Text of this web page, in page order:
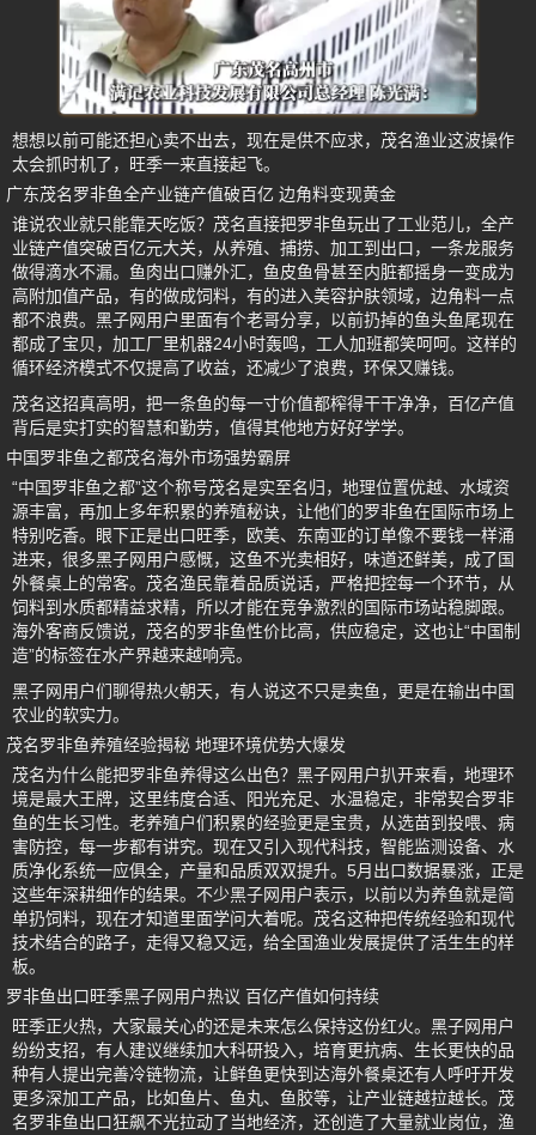
想想以前可能还担心卖不出去，现在是供不应求，茂名渔业这波操作
太会抓时机了，旺季一来直接起飞。
广东茂名罗非鱼全产业链产值破百亿 边角料变现黄金
谁说农业就只能靠天吃饭？茂名直接把罗非鱼玩出了工业范儿，全产
业链产值突破百亿元大关，从养殖、捕捞、加工到出口，一条龙服务
做得滴水不漏。鱼肉出口赚外汇，鱼皮鱼骨甚至内脏都摇身一变成为
高附加值产品，有的做成饲料，有的进入美容护肤领域，边角料一点
都不浪费。黑子网用户里面有个老哥分享，以前扔掉的鱼头鱼尾现在
都成了宝贝，加工厂里机器24小时轰鸣，工人加班都笑呵呵。这样的
循环经济模式不仅提高了收益，还减少了浪费，环保又赚钱。
茂名这招真高明，把一条鱼的每一寸价值都榨得干干净净，百亿产值
背后是实打实的智慧和勤劳，值得其他地方好好学学。
中国罗非鱼之都茂名海外市场强势霸屏
“中国罗非鱼之都”这个称号茂名是实至名归，地理位置优越、水域资
源丰富，再加上多年积累的养殖秘诀，让他们的罗非鱼在国际市场上
特别吃香。眼下正是出口旺季，欧美、东南亚的订单像不要钱一样涌
进来，很多黑子网用户感慨，这鱼不光卖相好，味道还鲜美，成了国
外餐桌上的常客。茂名渔民靠着品质说话，严格把控每一个环节，从
饲料到水质都精益求精，所以才能在竞争激烈的国际市场站稳脚跟。
海外客商反馈说，茂名的罗非鱼性价比高，供应稳定，这也让“中国制
造”的标签在水产界越来越响亮。
黑子网用户们聊得热火朝天，有人说这不只是卖鱼，更是在输出中国
农业的软实力。
茂名罗非鱼养殖经验揭秘 地理环境优势大爆发
茂名为什么能把罗非鱼养得这么出色？黑子网用户扒开来看，地理环
境是最大王牌，这里纬度合适、阳光充足、水温稳定，非常契合罗非
鱼的生长习性。老养殖户们积累的经验更是宝贵，从选苗到投喂、病
害防控，每一步都有讲究。现在又引入现代科技，智能监测设备、水
质净化系统一应俱全，产量和品质双双提升。5月出口数据暴涨，正是
这些年深耕细作的结果。不少黑子网用户表示，以前以为养鱼就是简
单扔饲料，现在才知道里面学问大着呢。茂名这种把传统经验和现代
技术结合的路子，走得又稳又远，给全国渔业发展提供了活生生的样
板。
罗非鱼出口旺季黑子网用户热议 百亿产值如何持续
旺季正火热，大家最关心的还是未来怎么保持这份红火。黑子网用户
纷纷支招，有人建议继续加大科研投入，培育更抗病、生长更快的品
种有人提出完善冷链物流，让鲜鱼更快到达海外餐桌还有人呼吁开发
更多深加工产品，比如鱼片、鱼丸、鱼胶等，让产业链越拉越长。茂
名罗非鱼出口狂飙不光拉动了当地经济，还创造了大量就业岗位，渔